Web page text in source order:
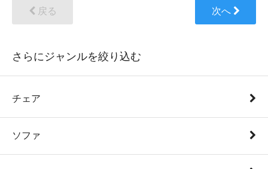
戻る 次へ
さらにジャンルを絞り込む
チェア
ソファ